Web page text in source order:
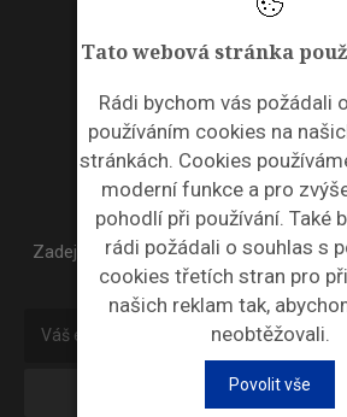
Tato webová stránka
Rádi bychom vás požádali
používáním cookies na
stránkách. Cookies
moderní funkce a pro
pohodlí při používání. Také
rádi požádali o souhlas s
cookies třetích stran pro
našich reklam tak,
neobtěžovali.
Povolit vše
Akce
ODPADNÍ PLASTY
NEWSLETTER
Zadejte váš email a my Vám budeme
informace, maximálně 1x
Odebírat